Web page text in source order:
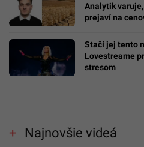
Analytik
prejaví na
Stačí jej tento
Lovestreame
stresom
Najnovšie videá